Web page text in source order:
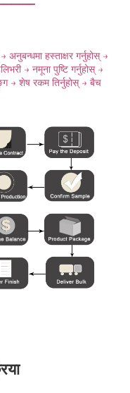
अनुबन्धमा हस्ताक्षर गर्नुहोस् →
→ नमूना पुष्टि गर्नुहोस् →
→ शेष रकम तिर्नुहोस् → बैच